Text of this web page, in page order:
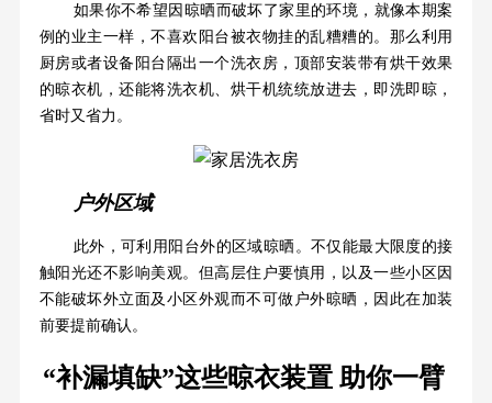
如果你不希望因晾晒而破坏了家里的环境，就像本期案
例的业主一样，不喜欢阳台被衣物挂的乱糟糟的。那么利用
厨房或者设备阳台隔出一个洗衣房，顶部安装带有烘干效果
的晾衣机，还能将洗衣机、烘干机统统放进去，即洗即晾，
省时又省力。
户外区域
此外，可利用阳台外的区域晾晒。不仅能最大限度的接
触阳光还不影响美观。但高层住户要慎用，以及一些小区因
不能破坏外立面及小区外观而不可做户外晾晒，因此在加装
前要提前确认。
“补漏填缺”这些晾衣装置 助你一臂